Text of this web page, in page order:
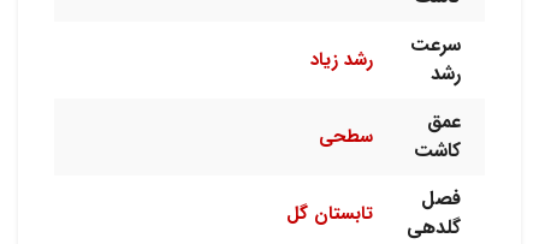
سرعت
رشد
رشد زیاد
عمق
کاشت
سطحی
فصل
گلدهی
تابستان گل